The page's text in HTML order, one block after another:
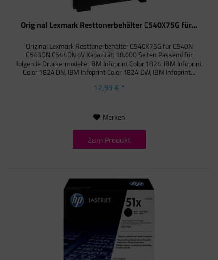
Original Lexmark Resttonerbehälter C540X75G für...
Original Lexmark Resttonerbehälter C540X75G für C540N
C543DN C544DN oV Kapazität: 18.000 Seiten Passend für
folgende Druckermodelle: IBM Infoprint Color 1824, IBM Infoprint
Color 1824 DN, IBM Infoprint Color 1824 DW, IBM Infoprint...
12,99 € *
Merken
Zum Produkt